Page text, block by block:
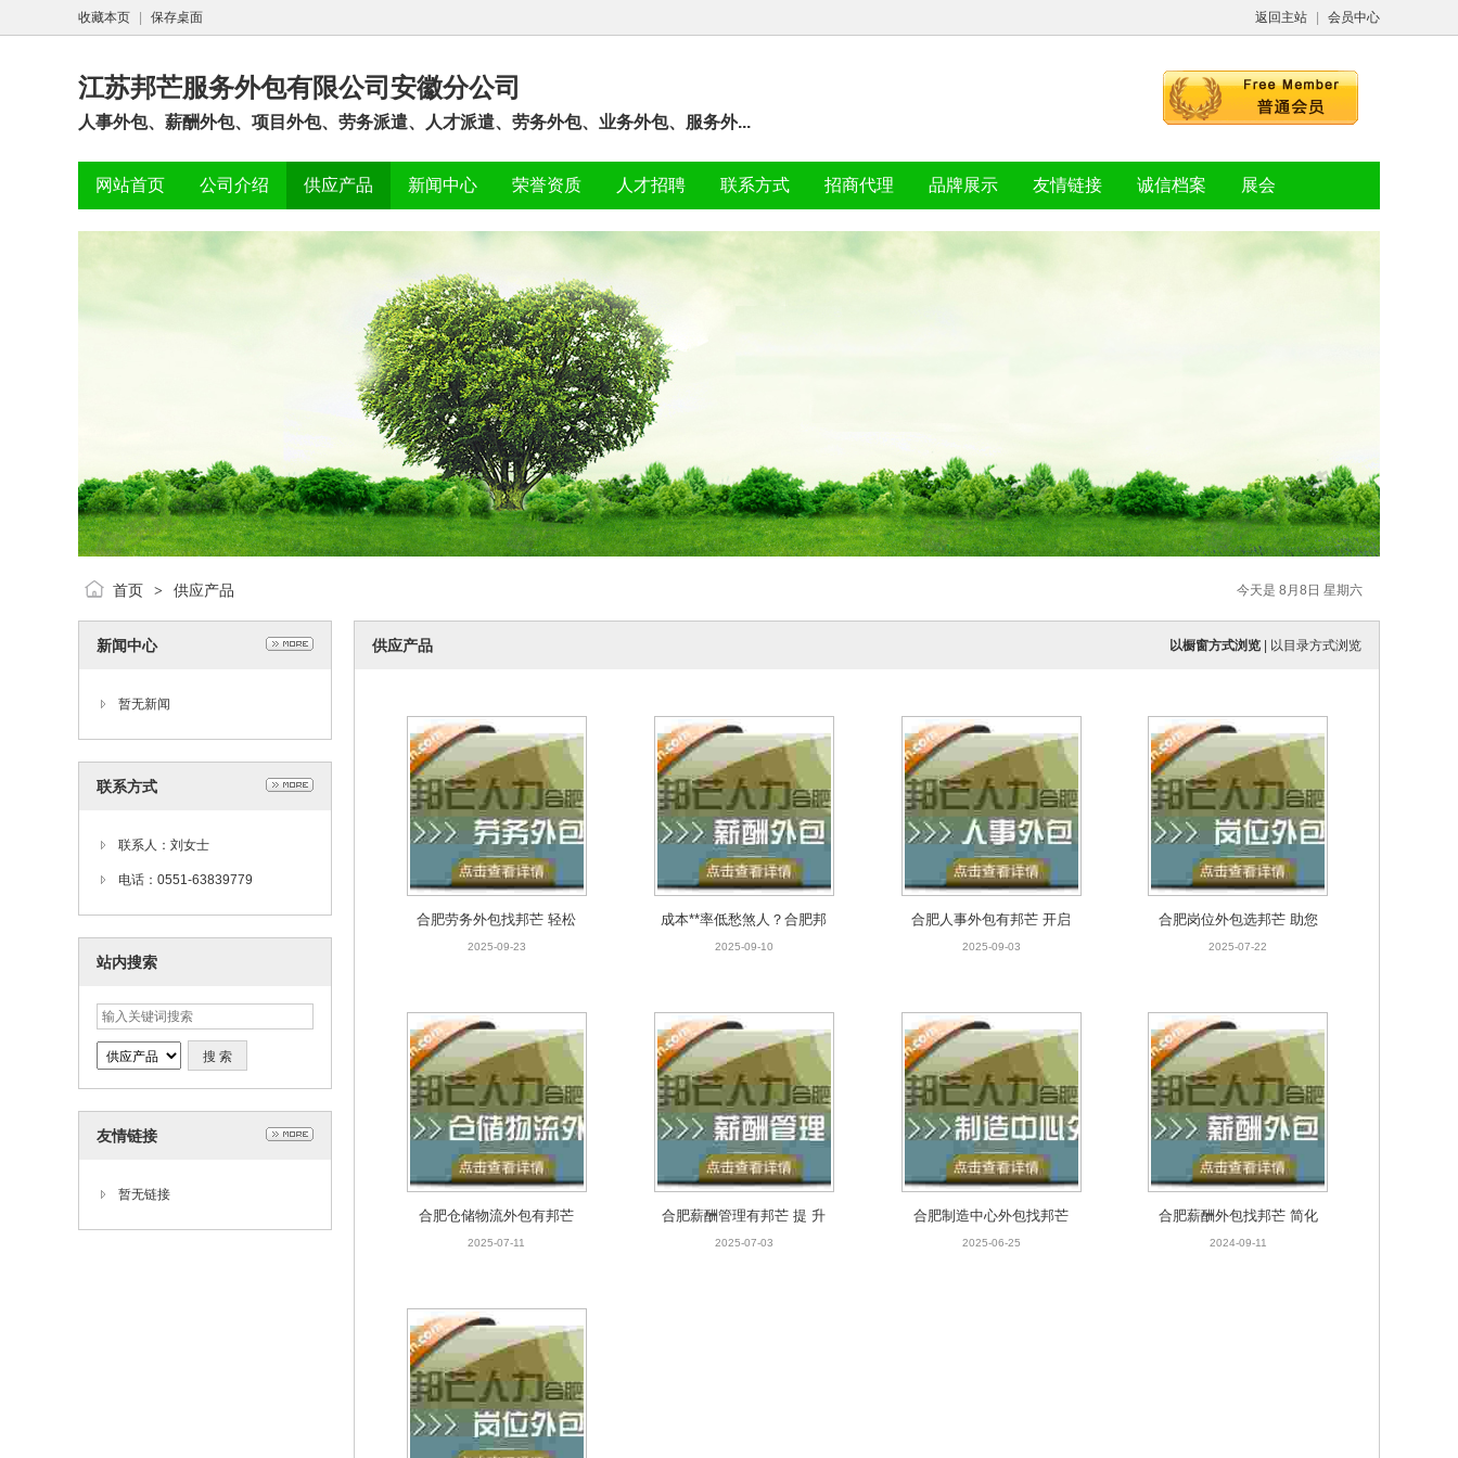
返回主站 会员中心
收藏本页 保存桌面
江苏邦芒服务外包有限公司安徽分公司
人事外包、薪酬外包、项目外包、劳务派遣、人才派遣、劳务外包、业务外包、服务外...
网站首页 公司介绍 供应产品 新闻中心 荣誉资质 人才招聘 联系方式 招商代理 品牌展示 友情链接 诚信档案 展会
今天是 8月8日 星期六
首页 > 供应产品
新闻中心
暂无新闻
联系方式
联系人：刘女士
电话：0551-63839779
站内搜索
友情链接
暂无链接
以橱窗方式浏览 以目录方式浏览
供应产品
合肥劳务外包找邦芒 轻松
为企业消除用工风险
2025-09-23
成本**率低愁煞人？合肥邦
芒薪酬外包速来救场
2025-09-10
合肥人事外包有邦芒 开启
企业人力成本节约新路径
2025-09-03
合肥岗位外包选邦芒 助您
节省企业用工成本
2025-07-22
合肥仓储物流外包有邦芒
轻松解决仓储高昂成本
2025-07-11
合肥薪酬管理有邦芒 提 升
企业效能的薪酬绩效方案
2025-07-03
合肥制造中心外包找邦芒
帮企业轻松制胜市场
2025-06-25
合肥薪酬外包找邦芒 简化
企业薪酬流程轻松无忧
2024-09-11